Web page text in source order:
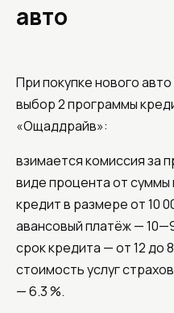
авто
При покупке нового
выбор 2 программы
«Ощаддрайв»:
взимается комиссия за
виде процента от суммы
кредит в размере от 10
авансовый платёж —
срок кредита — от 12 до
стоимость услуг
— 6.3 %.